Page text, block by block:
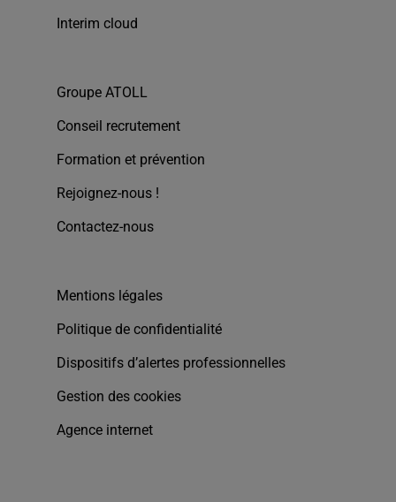
Interim cloud
Groupe ATOLL
Conseil recrutement
Formation et prévention
Rejoignez-nous !
Contactez-nous
Mentions légales
Politique de confidentialité
Dispositifs d’alertes professionnelles
Gestion des cookies
Agence internet